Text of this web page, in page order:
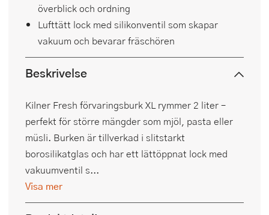
överblick och ordning
Lufttätt lock med silikonventil som skapar
vakuum och bevarar fräschören
Beskrivelse
Kilner Fresh förvaringsburk XL rymmer 2 liter –
perfekt för större mängder som mjöl, pasta eller
müsli. Burken är tillverkad i slitstarkt
borosilikatglas och har ett lättöppnat lock med
vakuumventil s...
Visa mer